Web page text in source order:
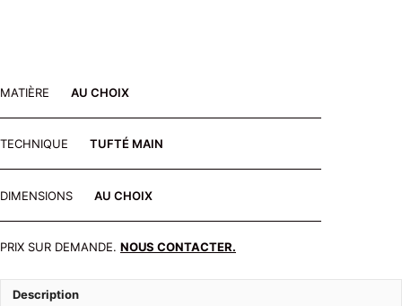
MATIÈRE AU CHOIX
TECHNIQUE TUFTÉ MAIN
DIMENSIONS AU CHOIX
PRIX SUR DEMANDE. NOUS CONTACTER.
Description